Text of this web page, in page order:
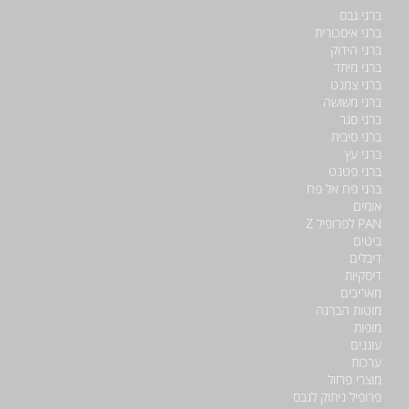
ברגי גבס
ברגי איסכורית
ברגי הידוק
ברגי מיתד
ברגי צמנט
ברגי משושה
ברגי סגר
ברגי סיבית
ברגי עץ
ברגי פטנט
ברגי פח אל פח
אומים
PAN לפרופיל Z
ביטים
דיבלים
דיסקיות
מאריכים
מוטות הברגה
מופות
עוגנים
ערכות
מוצרי פרזול
פרופיל ניתוק לגבס